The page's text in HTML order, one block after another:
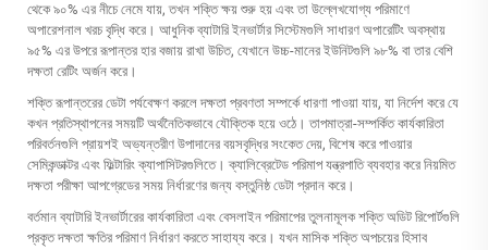
থেকে ৯০% এর নীচে নেমে যায়, তখন শক্তি ক্ষয় শুরু হয় এবং তা উল্লেখযোগ্য পরিমাণে
অপারেশনাল খরচ বৃদ্ধি করে। আধুনিক ব্যাটারি ইনভার্টার সিস্টেমগুলি সাধারণ অপারেটিং অবস্থায়
৯৫% এর উপরে রূপান্তর হার বজায় রাখা উচিত, যেখানে উচ্চ-মানের ইউনিটগুলি ৯৮% বা তার বেশি
দক্ষতা রেটিং অর্জন করে।
শক্তি রূপান্তরের ডেটা পর্যবেক্ষণ করলে দক্ষতা প্রবণতা সম্পর্কে ধারণা পাওয়া যায়, যা নির্দেশ করে যে
কখন প্রতিস্থাপনের সময়টি অর্থনৈতিকভাবে যৌক্তিক হয়ে ওঠে। তাপমাত্রা-সম্পর্কিত কার্যকারিতা
পরিবর্তনগুলি প্রায়শই অভ্যন্তরীণ উপাদানের বয়সবৃদ্ধির সংকেত দেয়, বিশেষ করে পাওয়ার
সেমিকন্ডাক্টর এবং ফিল্টারিং ক্যাপাসিটরগুলিতে। ক্যালিব্রেটেড পরিমাপ যন্ত্রপাতি ব্যবহার করে নিয়মিত
দক্ষতা পরীক্ষা আপগ্রেডের সময় নির্ধারণের জন্য বস্তুনিষ্ঠ ডেটা প্রদান করে।
বর্তমান ব্যাটারি ইনভার্টারের কার্যকারিতা এবং বেসলাইন পরিমাপের তুলনামূলক শক্তি অডিট রিপোর্টগুলি
প্রকৃত দক্ষতা ক্ষতির পরিমাণ নির্ধারণ করতে সাহায্য করে। যখন মাসিক শক্তি অপচয়ের হিসাব